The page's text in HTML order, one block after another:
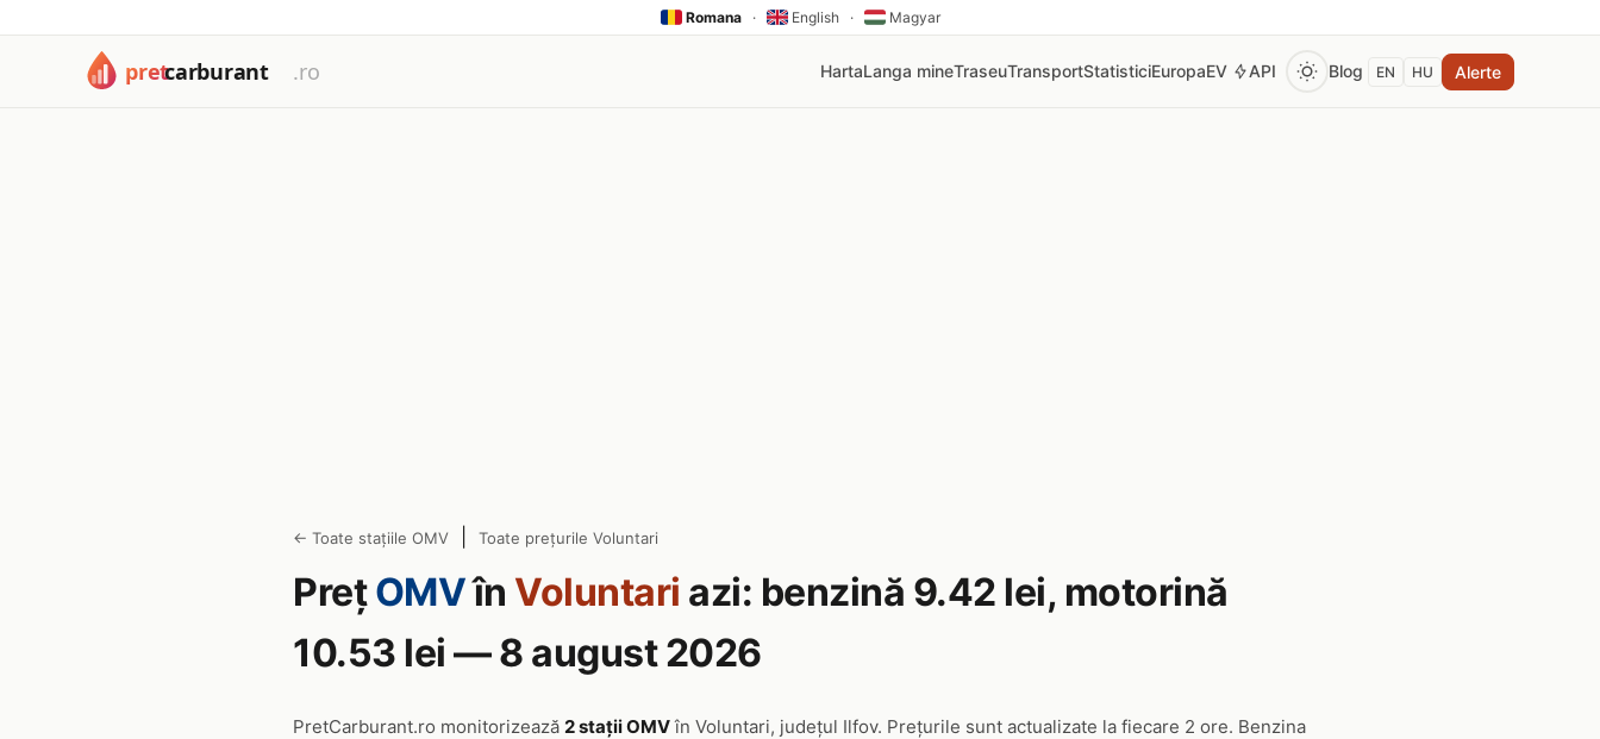
Romana · English · Magyar
HartaLanga mineTraseuTransportStatisticiEuropaEV API Blog EN HU Alerte
← Toate stațiile OMV Toate prețurile Voluntari
PrețOMVîn Voluntari azi: benzină 9.42 lei, motorină
10.53 lei — 8 august 2026
PretCarburant.ro monitorizează 2 stații OMVîn Voluntari, județul Ilfov. Prețurile sunt actualizate la fiecare 2 ore. Benzina